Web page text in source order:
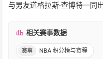
与男友道格拉斯·查博特一同
相关赛事数据
赛事 NBA 积分榜与赛程